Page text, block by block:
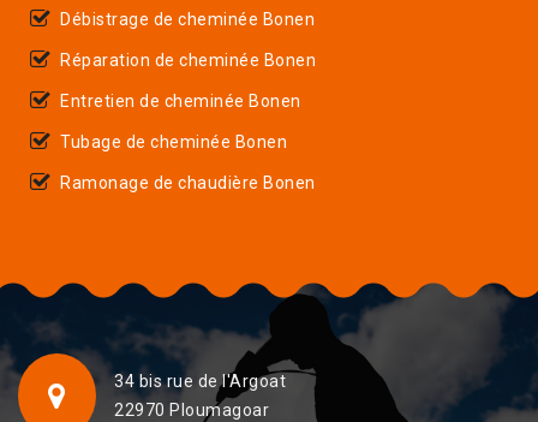
Débistrage de cheminée Bonen
Réparation de cheminée Bonen
Entretien de cheminée Bonen
Tubage de cheminée Bonen
Ramonage de chaudière Bonen
34 bis rue de l'Argoat
22970 Ploumagoar